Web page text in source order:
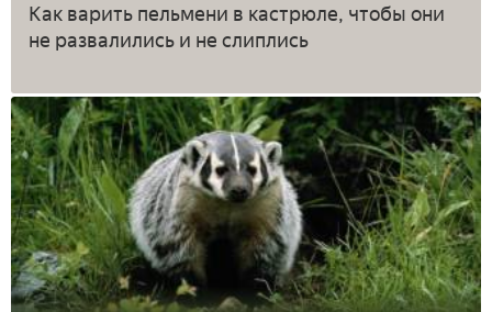
Как варить пельмени в кастрюле, чтобы они
не развалились и не слиплись